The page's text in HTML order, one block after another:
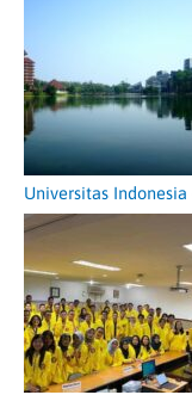
Universitas Indonesia